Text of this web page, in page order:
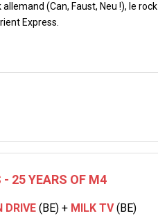
(Can, Faust, Neu !), le rock
Express.
- 25 YEARS OF M4
DRIVE (BE) + MILK TV (BE)